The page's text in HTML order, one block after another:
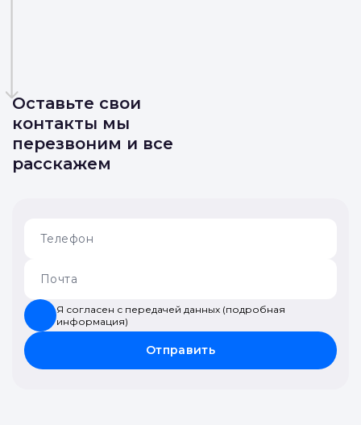
Оставьте свои
контакты мы
перезвоним и все
расскажем
Я согласен с передачей данных (подробная
информация)
Отправить